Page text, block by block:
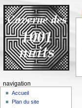
navigation
Accueil
Plan du site